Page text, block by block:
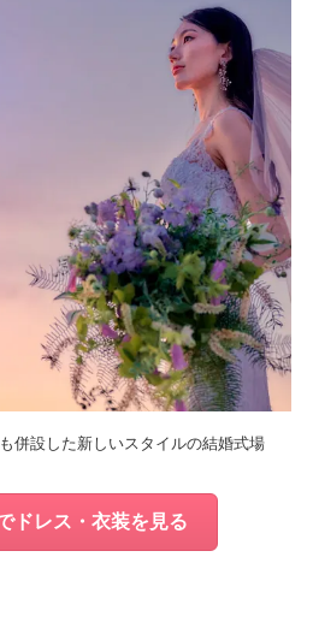
併設した新しいスタイルの結婚式場
ドレス・衣装を見る